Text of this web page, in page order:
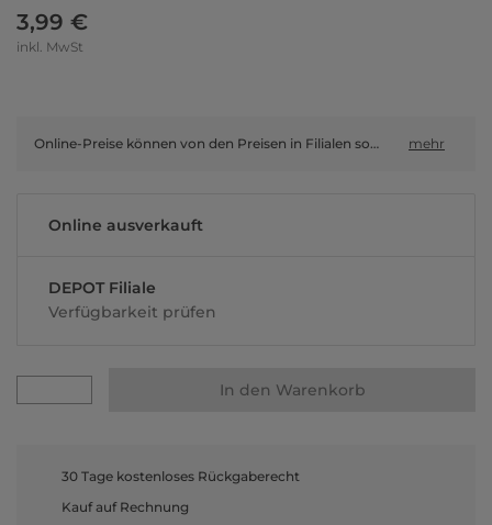
3,99 €
inkl. MwSt
Online-Preise können von den Preisen in Filialen sowie Shop-in-Shop-Flächen abweichen. mehr
Online ausverkauft
DEPOT Filiale
Verfügbarkeit prüfen
In den Warenkorb
30 Tage kostenloses Rückgaberecht
Kauf auf Rechnung